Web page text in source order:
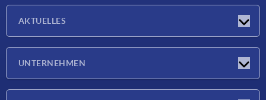
AKTUELLES
UNTERNEHMEN